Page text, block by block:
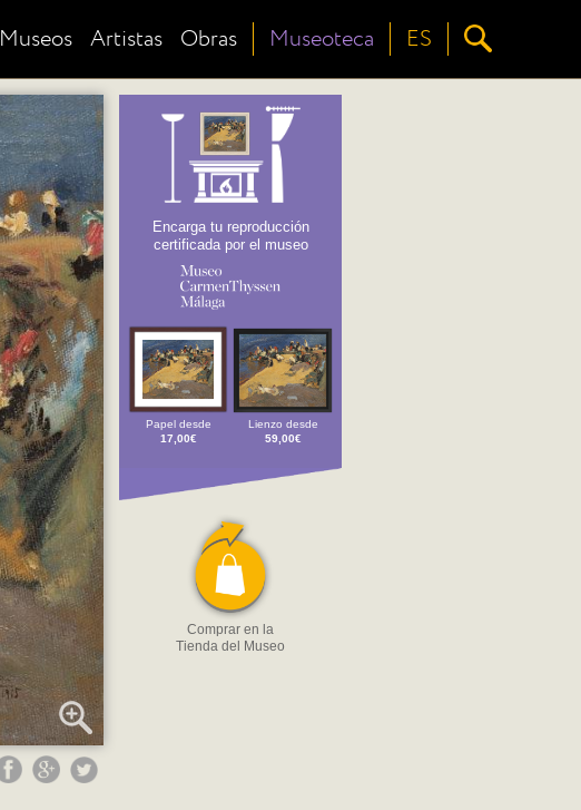
Museos Artistas Obras Museoteca ES
Encarga tu reproducción
certificada por el museo
Papel desde
17,00€
Lienzo desde
59,00€
Comprar en la
Tienda del Museo